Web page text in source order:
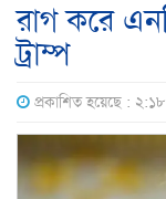
রাগ করে
ট্রাম্প
প্রকাশিত হয়েছে :